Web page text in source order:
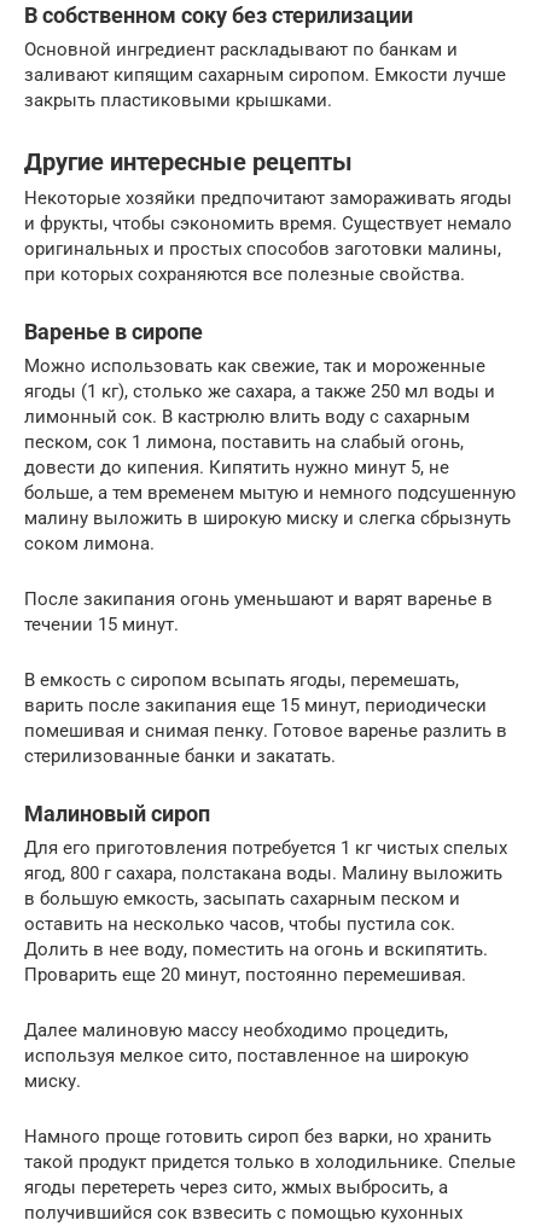
В собственном соку без стерилизации
Основной ингредиент раскладывают по банкам и
заливают кипящим сахарным сиропом. Емкости лучше
закрыть пластиковыми крышками.
Другие интересные рецепты
Некоторые хозяйки предпочитают замораживать ягоды
и фрукты, чтобы сэкономить время. Существует немало
оригинальных и простых способов заготовки малины,
при которых сохраняются все полезные свойства.
Варенье в сиропе
Можно использовать как свежие, так и мороженные
ягоды (1 кг), столько же сахара, а также 250 мл воды и
лимонный сок. В кастрюлю влить воду с сахарным
песком, сок 1 лимона, поставить на слабый огонь,
довести до кипения. Кипятить нужно минут 5, не
больше, а тем временем мытую и немного подсушенную
малину выложить в широкую миску и слегка сбрызнуть
соком лимона.
После закипания огонь уменьшают и варят варенье в
течении 15 минут.
В емкость с сиропом всыпать ягоды, перемешать,
варить после закипания еще 15 минут, периодически
помешивая и снимая пенку. Готовое варенье разлить в
стерилизованные банки и закатать.
Малиновый сироп
Для его приготовления потребуется 1 кг чистых спелых
ягод, 800 г сахара, полстакана воды. Малину выложить
в большую емкость, засыпать сахарным песком и
оставить на несколько часов, чтобы пустила сок.
Долить в нее воду, поместить на огонь и вскипятить.
Проварить еще 20 минут, постоянно перемешивая.
Далее малиновую массу необходимо процедить,
используя мелкое сито, поставленное на широкую
миску.
Намного проще готовить сироп без варки, но хранить
такой продукт придется только в холодильнике. Спелые
ягоды перетереть через сито, жмых выбросить, а
получившийся сок взвесить с помощью кухонных